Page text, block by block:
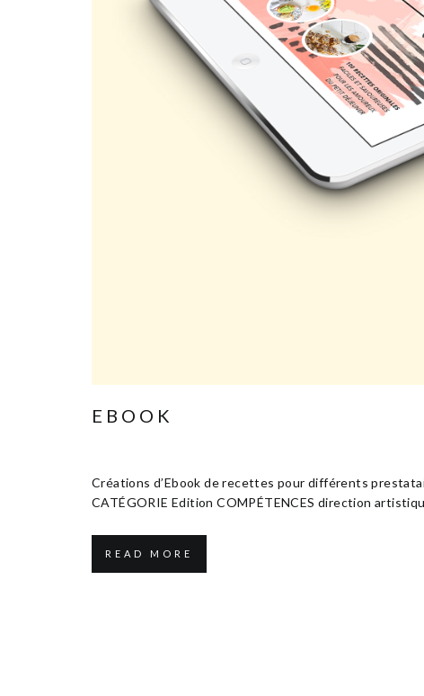
EBOOK
Créations d’Ebook de recettes pour différents
CATÉGORIE Edition COMPÉTENCES direction
READ MORE